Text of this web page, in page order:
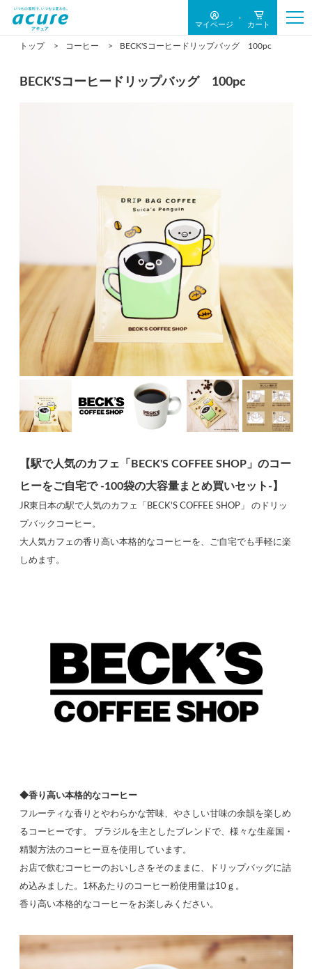
マイページ カート
トップ コーヒー BECK'Sコーヒードリップバッグ 100pc
BECK'Sコーヒードリップバッグ 100pc
【駅で人気のカフェ「BECK'S COFFEE SHOP」のコー
ヒーをご自宅で -100袋の大容量まとめ買いセット-】
JR東日本の駅で人気のカフェ「BECK'S COFFEE SHOP」 のドリッ
プバックコーヒー。
大人気カフェの香り高い本格的なコーヒーを、ご自宅でも手軽に楽
しめます。
◆香り高い本格的なコーヒー
フルーティな香りとやわらかな苦味、やさしい甘味の余韻を楽しめ
るコーヒーです。 ブラジルを主としたブレンドで、様々な生産国・
精製方法のコーヒー豆を使用しています。
お店で飲むコーヒーのおいしさをそのままに、ドリップバッグに詰
め込みました。1杯あたりのコーヒー粉使用量は10ｇ。
香り高い本格的なコーヒーをお楽しみください。